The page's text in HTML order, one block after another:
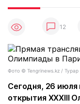
12
Фото ©️ Tengrinews.kz / Турар
Сегодня, 26 июля
открытия XXXIII